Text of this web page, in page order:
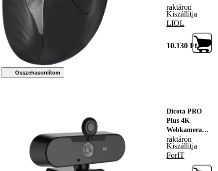
Összehasonlítom
raktáron
Kiszállítja
LIOL
10.130 Ft
Dicota PRO
Plus 4K
Webkamera
Black, 203339,
Webkamera
raktáron
Kiszállítja
ForIT